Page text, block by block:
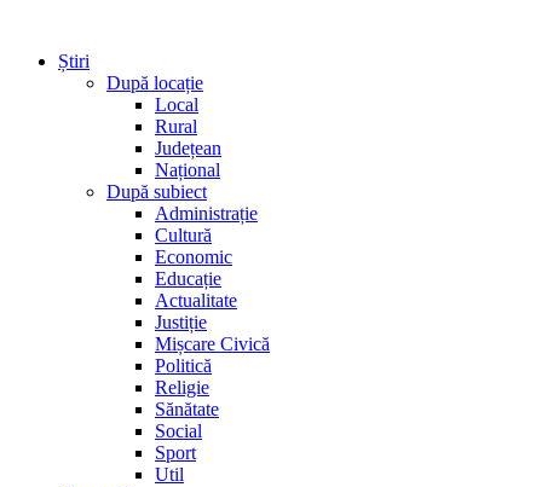
Știri
După locație
Local
Rural
Județean
Național
După subiect
Administrație
Cultură
Economic
Educație
Actualitate
Justiție
Mișcare Civică
Politică
Religie
Sănătate
Social
Sport
Util